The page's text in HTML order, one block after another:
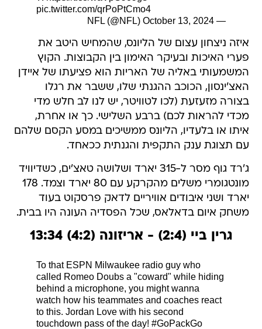
pic.twitter.com/qrPoPtCmo4
— NFL (@NFL)
October 13, 2024
איזה ניצחון עצום של הליונס, שהמחיש היטב את
פערי האיכות ובעיקר האימון בין הקבוצות. הקוץ
המשמעותי באליה של האריות הוא פציעתו של איידן
האצ'ינסון, הכוכב ההגנתי שלו, ששבר את רגלו
בצורה מזעזעת (לכו לטוויטר, יש לנו לב חלש מדי
מכדי להראות לכם) ברבע השלישי. כך או אחרת,
איתו או בלעדיו, הליונס ממשיכים במסע הקסם שלהם
עם תצוגת ענק התקפית והגנתית ככאחד.
ג'רד גוף מסר ל-315 יארד ושלושה טאצ'ים, כשדיוויד
מונטגומרי משלים מהקרקע עם 80 יארד וצמד. 178
יארד ושני איבודים אוויריים לדאק פרסקוט בעוד
משחק איום בדאלאס, שכל הפסדיה העונה היו בבית.
גרין ביי (2:4) - אריזונה (4:2) 13:34
To that ESPN Milwaukee radio guy who
called Romeo Doubs a "coward" while hiding
behind a microphone, you might wanna
watch how his teammates and coaches react
to this. Jordan Love with his second
touchdown pass of the day!#GoPackGo